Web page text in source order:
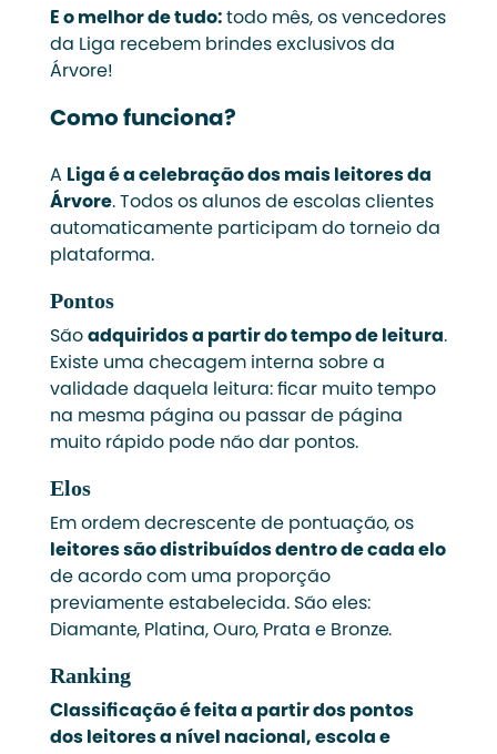
E o melhor de tudo: todo mês, os vencedores
da Liga recebem brindes exclusivos da
Árvore!
Como funciona?
A Liga é a celebração dos mais leitores da
Árvore. Todos os alunos de escolas clientes
automaticamente participam do torneio da
plataforma.
Pontos
São adquiridos a partir do tempo de leitura.
Existe uma checagem interna sobre a
validade daquela leitura: ficar muito tempo
na mesma página ou passar de página
muito rápido pode não dar pontos.
Elos
Em ordem decrescente de pontuação, os
leitores são distribuídos dentro de cada elo
de acordo com uma proporção
previamente estabelecida. São eles:
Diamante, Platina, Ouro, Prata e Bronze.
Ranking
Classificação é feita a partir dos pontos
dos leitores a nível nacional, escola e